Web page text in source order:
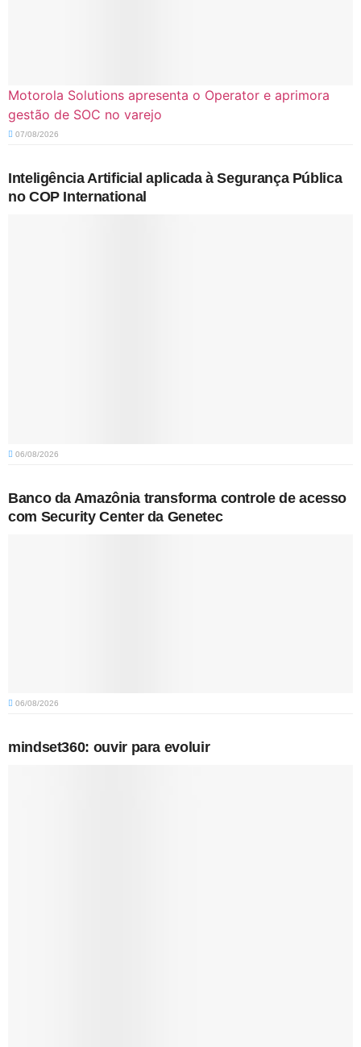
Motorola Solutions apresenta o Operator e aprimora
gestão de SOC no varejo
07/08/2026
Inteligência Artificial aplicada à Segurança Pública
no COP International
06/08/2026
Banco da Amazônia transforma controle de acesso
com Security Center da Genetec
06/08/2026
mindset360: ouvir para evoluir